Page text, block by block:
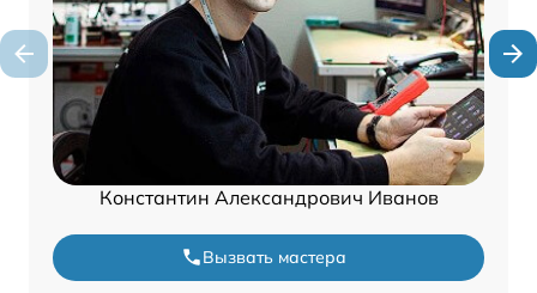
Константин Александрович Иванов
Вызвать мастера